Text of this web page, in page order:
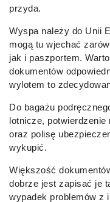
przyda.
Wyspa należy do Unii
mogą tu wjechać
jak i paszportem.
dokumentów
wylotem to
Do bagażu
lotnicze, potwierdzenie
oraz polisę
wykupić.
Większość
dobrze jest zapisać je
wypadek problemów z